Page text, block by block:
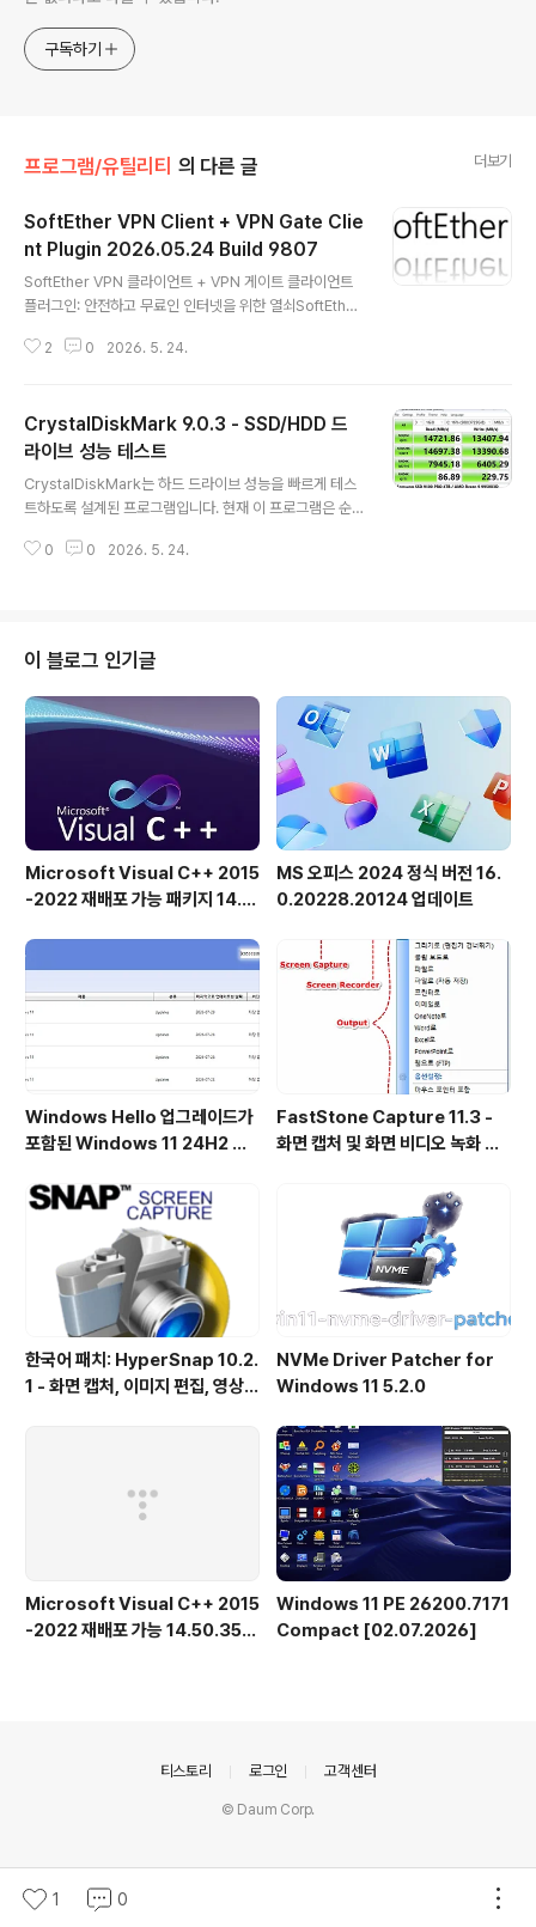
구독하기
프로그램/유틸리티 의 다른 글 더보기
SoftEther VPN Client + VPN Gate Clie
nt Plugin 2026.05.24 Build 9807
SoftEther VPN 클라이언트 + VPN 게이트 클라이언트
플러그인: 안전하고 무료인 인터넷을 위한 열쇠SoftEther
단순한 VPN이 아니라 보다 안전하고 제한 없는 인터넷 환
는 경우에도 이 도구는 빠르게 사용할 수 있습니다. 일본 츠
쿠바 대학교에서 글로벌 이니셔티브의 일환으로 개발한 이
오픈 소스 듀오는 모든 사람이 인터넷을 더 개방적이고 쉽
게 이용할 수 있도록 하는 것을 목표로 합니다.무엇이 차별
화되나요? OpenVPN보다 빠르고 Microsoft의 SSTP
VPN보다 현명하며 IT 전문가와 기술 애호가들이 사용할
2 0 2026. 5. 24.
CrystalDiskMark 9.0.3 - SSD/HDD 드
라이브 성능 테스트
CrystalDiskMark는 하드 드라이브 성능을 빠르게 테스
트하도록 설계된 프로그램입니다. 현재 이 프로그램은 순
DiskMark 주요 기능:● 순차 읽기/쓰기 속도 측정● 512
pCrystalDiskMark9_0_3.exeCrystalDiskMark9_0
_3Ads.exe Aoi 에디션 :CrystalDiskMark9_0_3Aoi.
zipCrystalDiskMark9_0_3Aoi.exeCrystalDiskMa
rk9_0_3AoiAds.exe..
0 0 2026. 5. 24.
이 블로그 인기글
Microsoft Visual C++ 2015
-2022 재배포 가능 패키지 14.5
MS 오피스 2024 정식 버전 16.
0.20228.20124 업데이트
Windows Hello 업그레이드가
포함된 Windows 11 24H2 및
출시
FastStone Capture 11.3 -
화면 캡처 및 화면 비디오 녹화 도
한국어 패치: HyperSnap 10.2.
1 - 화면 캡처, 이미지 편집, 영상
NVMe Driver Patcher for
Windows 11 5.2.0
Microsoft Visual C++ 2015
-2022 재배포 가능 14.50.356
Windows 11 PE 26200.7171
Compact [02.07.2026]
1 0
티스토리 로그인 고객센터
© Daum Corp.